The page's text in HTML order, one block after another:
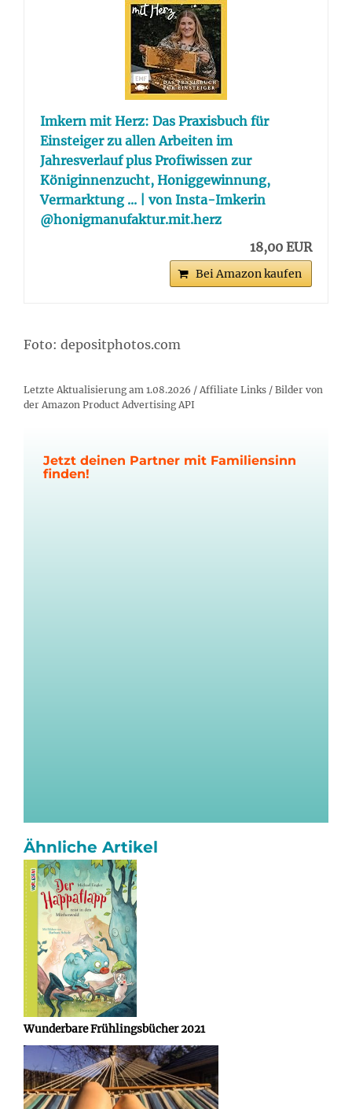
Imkern mit Herz: Das Praxisbuch für
Einsteiger zu allen Arbeiten im
Jahresverlauf plus Profiwissen zur
Königinnenzucht, Honiggewinnung,
Vermarktung ... | von Insta-Imkerin
@honigmanufaktur.mit.herz
18,00 EUR
Bei Amazon kaufen
Foto: depositphotos.com
Letzte Aktualisierung am 1.08.2026 / Affiliate Links / Bilder von
der Amazon Product Advertising API
Jetzt deinen Partner mit Familiensinn
finden!
Ähnliche Artikel
Wunderbare Frühlingsbücher 2021